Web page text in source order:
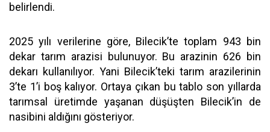
belirlendi.
2025 yılı verilerine göre, Bilecik’te toplam 943 bin
dekar tarım arazisi bulunuyor. Bu arazinin 626 bin
dekarı kullanılıyor. Yani Bilecik’teki tarım arazilerinin
3’te 1’i boş kalıyor. Ortaya çıkan bu tablo son yıllarda
tarımsal üretimde yaşanan düşüşten Bilecik’in de
nasibini aldığını gösteriyor.